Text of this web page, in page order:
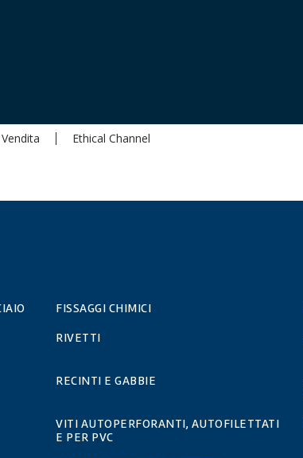
Ethical Channel
FISSAGGI CHIMICI
RIVETTI
RECINTI E GABBIE
VITI AUTOPERFORANTI, AUTOFILETTATI
E PER PVC